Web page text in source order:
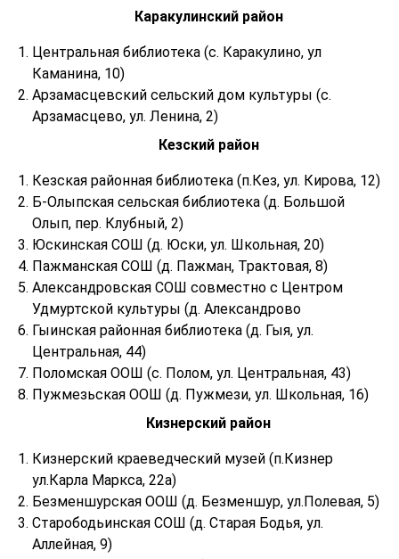
Каракулинский район
Центральная библиотека (с. Каракулино, ул
Каманина, 10)
Арзамасцевский сельский дом культуры (с.
Арзамасцево, ул. Ленина, 2)
Кезский район
Кезская районная библиотека (п.Кез, ул. Кирова, 12)
Б-Олыпская сельская библиотека (д. Большой
Олып, пер. Клубный, 2)
Юскинская СОШ (д. Юски, ул. Школьная, 20)
Пажманская СОШ (д. Пажман, Трактовая, 8)
Александровская СОШ совместно с Центром
Удмуртской культуры (д. Александрово
Гыинская районная библиотека (д. Гыя, ул.
Центральная, 44)
Поломская ООШ (с. Полом, ул. Центральная, 43)
Пужмезьская ООШ (д. Пужмези, ул. Школьная, 16)
Кизнерский район
Кизнерский краеведческий музей (п.Кизнер
ул.Карла Маркса, 22а)
Безменшурская ООШ (д. Безменшур, ул.Полевая, 5)
Старободьинская СОШ (д. Старая Бодья, ул.
Аллейная, 9)